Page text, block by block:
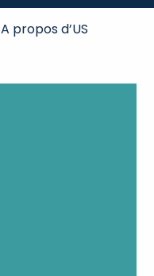
A propos d’US